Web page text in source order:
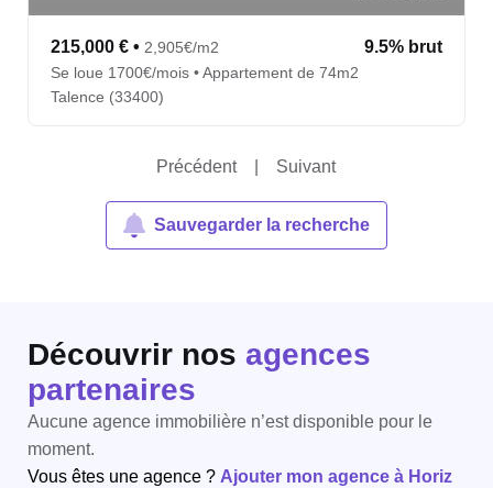
215,000 € • 2,905€/m2 9.5% brut
Se loue 1700€/mois • Appartement de 74m2
Talence (33400)
Précédent Suivant
Sauvegarder la recherche
Découvrir nos agences
partenaires
Aucune agence immobilière n’est disponible pour le
moment.
Vous êtes une agence ? Ajouter mon agence à Horiz